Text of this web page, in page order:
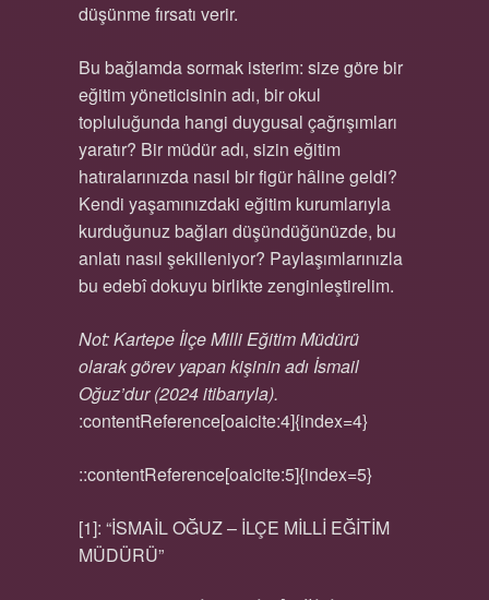
düşünme fırsatı verir.
Bu bağlamda sormak isterim: size göre bir
eğitim yöneticisinin adı, bir okul
topluluğunda hangi duygusal çağrışımları
yaratır? Bir müdür adı, sizin eğitim
hatıralarınızda nasıl bir figür hâline geldi?
Kendi yaşamınızdaki eğitim kurumlarıyla
kurduğunuz bağları düşündüğünüzde, bu
anlatı nasıl şekilleniyor? Paylaşımlarınızla
bu edebî dokuyu birlikte zenginleştirelim.
Not: Kartepe İlçe Milli Eğitim Müdürü
olarak görev yapan kişinin adı İsmail
Oğuz’dur (2024 itibarıyla).
:contentReference[oaicite:4]{index=4}
::contentReference[oaicite:5]{index=5}
[1]: “İSMAİL OĞUZ – İLÇE MİLLİ EĞİTİM
MÜDÜRÜ”